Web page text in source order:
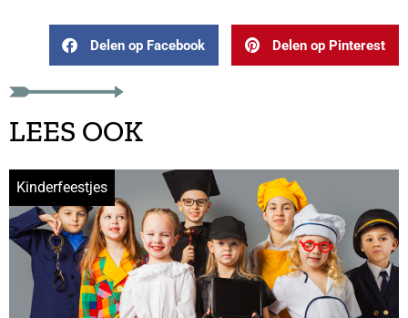
Delen op Facebook Delen op Pinterest
LEES OOK
Kinderfeestjes